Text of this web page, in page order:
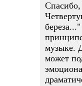
музыке.
может